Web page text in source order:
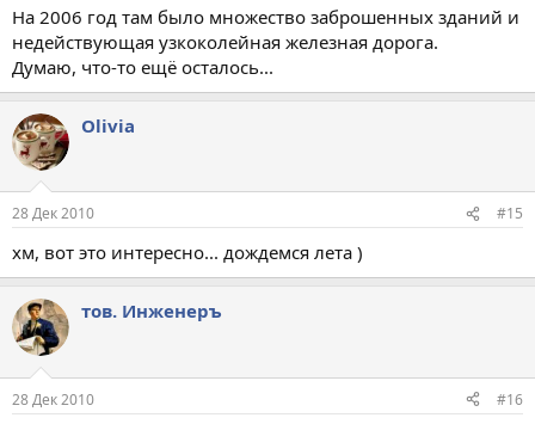
На 2006 год там было множество заброшенных зданий и
недействующая узкоколейная железная дорога.
Думаю, что-то ещё осталось...
Olivia
28 Дек 2010 #15
хм, вот это интересно... дождемся лета )
тов. Инженеръ
28 Дек 2010 #16